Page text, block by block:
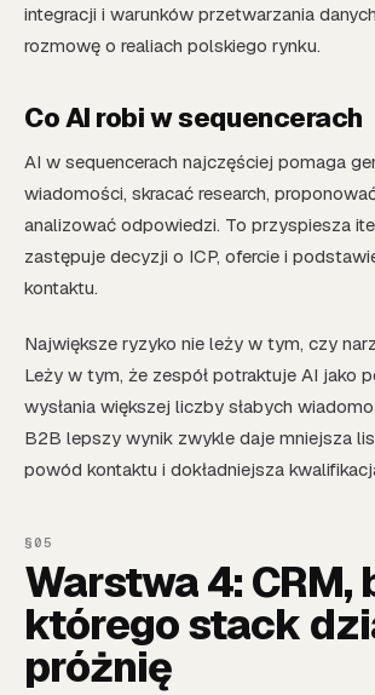
integracji i warunków przetwarzania
rozmowę o realiach polskiego rynku.
Co AI robi w sequencerach
AI w sequencerach najczęściej pomaga
wiadomości, skracać research,
analizować odpowiedzi. To przyspiesza
zastępuje decyzji o ICP, ofercie i
kontaktu.
Największe ryzyko nie leży w tym, czy
Leży w tym, że zespół potraktuje AI jako
wysłania większej liczby słabych
B2B lepszy wynik zwykle daje mniejsza
powód kontaktu i dokładniejsza
Warstwa 4: CRM,
którego stack
próżnię